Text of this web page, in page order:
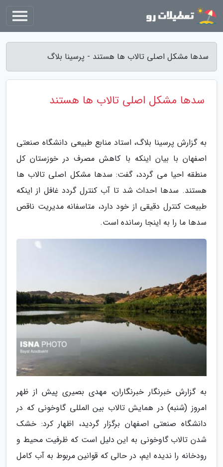
سدها مشکل اصلی تالاب ها هستند - پرسینا بلاگ
سدها مشکل اصلی تالاب ها هستند
به گزارش پرسینا بلاگ، استاد منابع طبیعی دانشگاه صنعتی
اصفهان با بیان اینکه با کاهش مصرف در خوزستان کل
منطقه احیا می گردد، گفت: سدها مشکل اصلی تالاب ها
هستند. سدها احداث شد تا آب کنترل گردد غافل از اینکه
طبیعت کنترل دقیقی از خود دارد، متاسفانه مدیریت ناقص
سدها ما را به اینجا رسانده است.
به گزارش خبرنگار خبرنگاران، مهدی بصیری پیش از ظهر
امروز (شنبه) در همایش تالاب بین المللی گاوخونی که در
دانشگاه صنعتی اصفهان برگزار گردید، اظهار کرد: خشک
شدن تالاب گاوخونی به این دلیل است که ظرفیت محیط و
رودخانه را ندیده ایم، در حالی که قوانین مربوط به آب کامل